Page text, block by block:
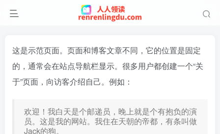
这是示范页面。页面和博客文章不同，它的位置是固定
的，通常会在站点导航栏显示。很多用户都创建一个“关
于”页面，向访客介绍自己。例如：
欢迎！我白天是个邮递员，晚上就是个有抱负的演
员。这是我的网站。我住在天朝的帝都，有条叫做
Jack的狗。